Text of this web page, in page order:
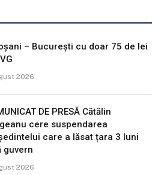
– București cu doar 75 de lei
2026
DE PRESĂ Cătălin
cere suspendarea
care a lăsat țara 3 luni
guvern
2026